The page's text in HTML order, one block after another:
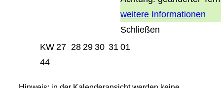
weitere Informationen
Schließen
KW
44
27 282930 3101